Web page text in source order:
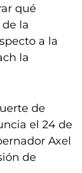
qué
la
a la
la
de
el 24 de
Axel
de